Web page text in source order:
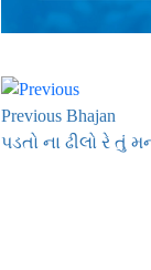
Previous Bhajan
પડતો ના ઢીલો રે તું